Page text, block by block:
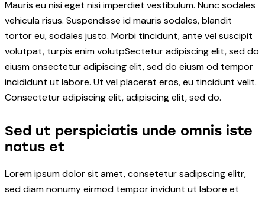
Mauris eu nisi eget nisi imperdiet vestibulum. Nunc sodales
vehicula risus. Suspendisse id mauris sodales, blandit
tortor eu, sodales justo. Morbi tincidunt, ante vel suscipit
volutpat, turpis enim volutpSectetur adipiscing elit, sed do
eiusm onsectetur adipiscing elit, sed do eiusm od tempor
incididunt ut labore. Ut vel placerat eros, eu tincidunt velit.
Consectetur adipiscing elit, adipiscing elit, sed do.
Sed ut perspiciatis unde omnis iste
natus et
Lorem ipsum dolor sit amet, consetetur sadipscing elitr,
sed diam nonumy eirmod tempor invidunt ut labore et